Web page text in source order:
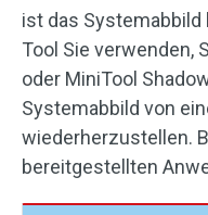
ist das Systemabbild
Tool Sie verwenden,
oder MiniTool
Systemabbild von
wiederherzustellen.
bereitgestellten